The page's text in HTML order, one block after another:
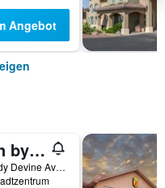
Angebot
Days Inn by Wyndham Kingman East
3381 East Andy Devine Avenue, Kingman, AZ, USA